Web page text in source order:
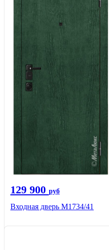
129 900 руб
Входная дверь М1734/41